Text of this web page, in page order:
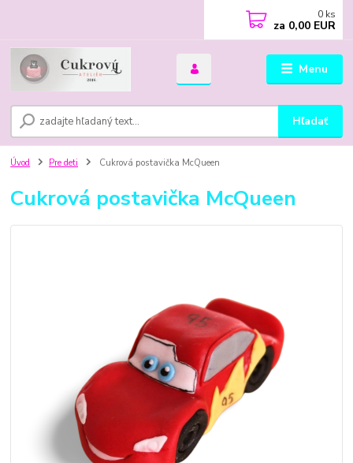
Menu
Hľadať
0 ks
za 0,00 EUR
Úvod Pre deti Cukrová postavička McQueen
Cukrová postavička McQueen